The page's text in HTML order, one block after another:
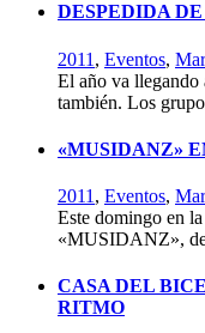
DESPEDIDA
2011 , Eventos,
El año va llegando
también. Los
«MUSIDANZ»
2011 , Eventos,
Este domingo en
«MUSIDANZ»,
CASA DEL
RITMO